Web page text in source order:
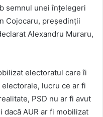
semnul unei înţelegeri
Cojocaru, preşedinţii
Alexandru Muraru,
electoratul care îi
lucru ce ar fi
PSD nu ar fi avut
dacă AUR ar fi mobilizat